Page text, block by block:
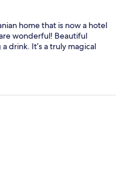
home that is now a hotel
wonderful! Beautiful
drink. It’s a truly magical